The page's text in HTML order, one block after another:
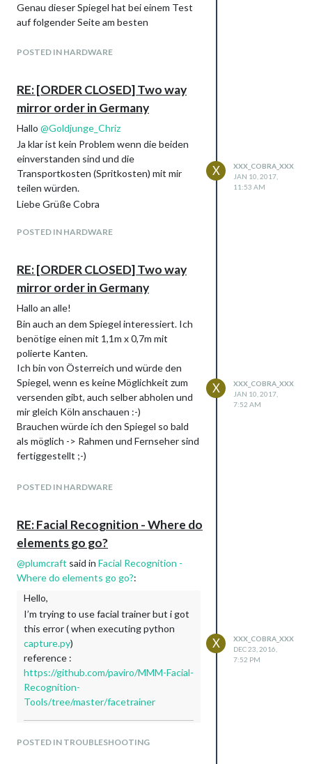
When I go back to Master branch it loads
Please help me
Genau dieser Spiegel hat bei einem Test
auf folgender Seite am besten
@Goldjunge_Chriz
Liste austragen lassen da ich eine Firma
gefunden habe die mir den Spiegel
Mirropane CHROME SPY von Pilkington
mit einem Transmissionswert von 8% und
der Maße 110mm x 70mm und einer dicke
von 4mm inkl. Versand nach Österreich
um 120€ angeboten hat.
Genau dieser Spiegel hat bei einem Test
auf folgender Seite am besten
https://glancr.de/development/test-
Sorry aber das Angebot kann ich mir nicht
entgehen lassen…
LG Cobra
POSTED IN HARDWARE
RE: [ORDER CLOSED] Two way
mirror order in Germany
Hallo @Goldjunge_Chriz
Ja klar ist kein Problem wenn die beiden
einverstanden sind und die
Transportkosten (Spritkosten) mit mir
teilen würden.
Liebe Grüße Cobra
POSTED IN HARDWARE
X
XXX_COBRA_XXX
JAN 10, 2017,
11:53 AM
RE: [ORDER CLOSED] Two way
mirror order in Germany
Hallo an alle!
Bin auch an dem Spiegel interessiert. Ich
benötige einen mit 1,1m x 0,7m mit
polierte Kanten.
Ich bin von Österreich und würde den
Spiegel, wenn es keine Möglichkeit zum
versenden gibt, auch selber abholen und
mir gleich Köln anschauen :-)
Brauchen würde ich den Spiegel so bald
als möglich -> Rahmen und Fernseher sind
fertiggestellt ;-)
POSTED IN HARDWARE
X
XXX_COBRA_XXX
JAN 10, 2017,
7:52 AM
RE: Facial Recognition - Where do
elements go go?
@plumcraft said in Facial Recognition -
Where do elements go go?:
Hello,
I’m trying to use facial trainer but i got
this error ( when executing python
capture.py)
reference :
https://github.com/paviro/MMM-Facial-
Recognition-
Tools/tree/master/facetrainer
What do you want to do?
POSTED IN TROUBLESHOOTING
X
XXX_COBRA_XXX
DEC 23, 2016,
7:52 PM